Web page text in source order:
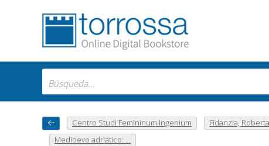
Centro Studi Femininum Ingenium
Fidanzia, Roberta
Medioevo adriatico: ...